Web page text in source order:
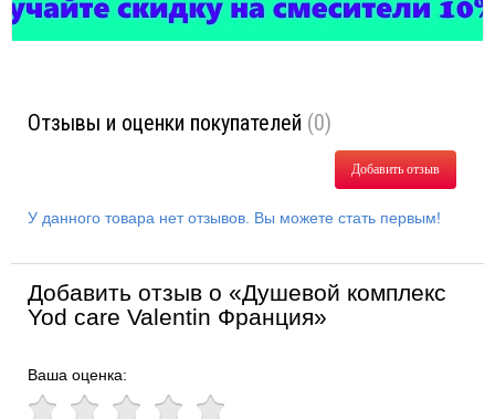
Отзывы и оценки покупателей (0)
Добавить отзыв
У данного товара нет отзывов. Вы можете стать первым!
Добавить отзыв о «Душевой комплекс
Yod care Valentin Франция»
Ваша оценка: